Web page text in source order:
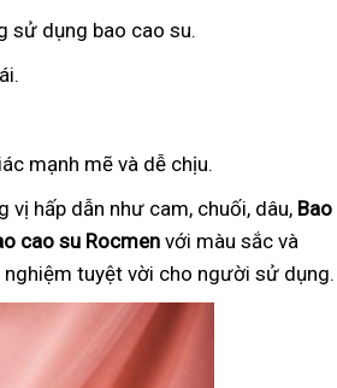
sử dụng bao cao su.
mạnh mẽ và dễ chịu.
vị hấp dẫn như cam, chuối, dâu, Bao
cao su Rocmen với màu sắc và
tuyệt vời cho người sử dụng.